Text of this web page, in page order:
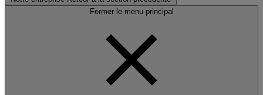
Fermer le menu principal